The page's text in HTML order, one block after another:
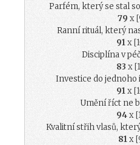
Parfém, který se stal
79 x
Ranní rituál, který
91x
Disciplína v
83 x
Investice do
91x
Umění říct ne
94x
Kvalitní střih vlasů,
81x